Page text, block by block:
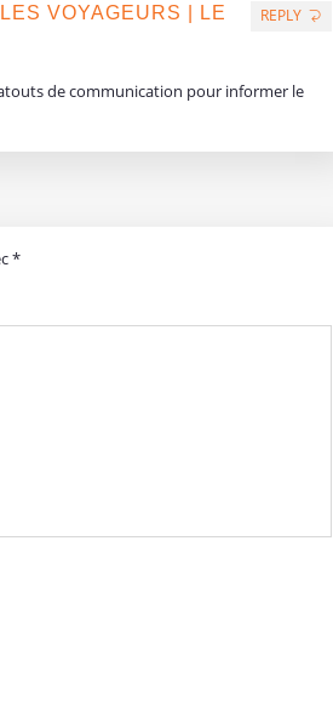
REPLY
VOYAGEURS | LE
de communication pour informer le
*